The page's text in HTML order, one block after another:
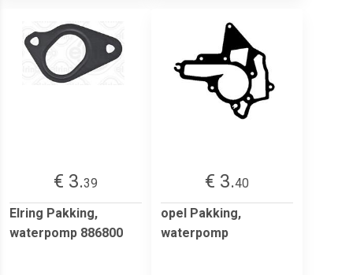
€ 3.39
Elring Pakking,
waterpomp 886800
€ 3.40
opel Pakking,
waterpomp